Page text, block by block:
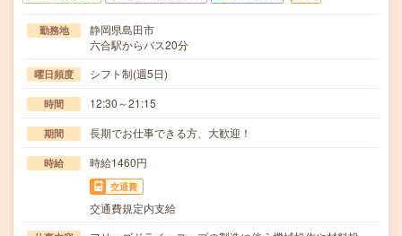
勤務地
静岡県島田市
六合駅からバス20分
曜日頻度 シフト制(週5日)
時間 12:30～21:15
期間 長期でお仕事できる方、大歓迎！
時給 時給1460円
交通費
交通費規定内支給